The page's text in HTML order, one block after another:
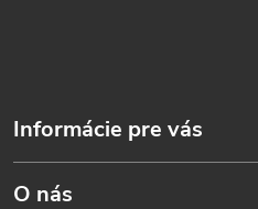
Informácie pre vás
O nás